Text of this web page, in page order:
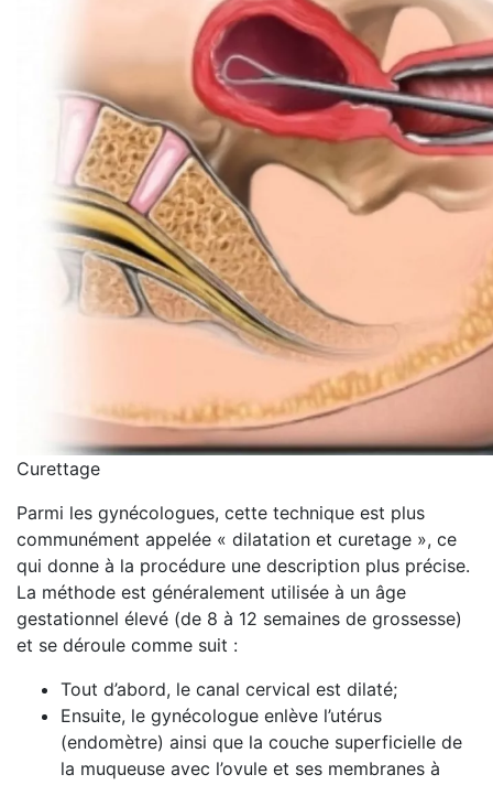
Curettage
Parmi les gynécologues, cette technique est plus
communément appelée « dilatation et curetage », ce
qui donne à la procédure une description plus précise.
La méthode est généralement utilisée à un âge
gestationnel élevé (de 8 à 12 semaines de grossesse)
et se déroule comme suit :
Tout d’abord, le canal cervical est dilaté;
Ensuite, le gynécologue enlève l’utérus
(endomètre) ainsi que la couche superficielle de
la muqueuse avec l’ovule et ses membranes à